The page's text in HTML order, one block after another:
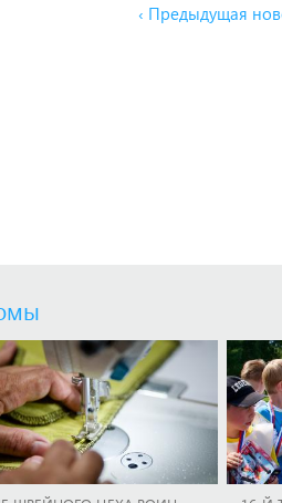
‹ Предыдущая